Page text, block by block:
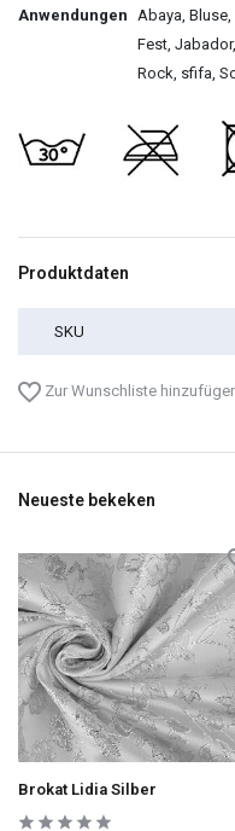
Anwendungen
Abaya,
Fest,
Rock, sfifa,
Produktdaten
SKU
Zur Wunschliste
Neueste bekeken
Brokat Lidia Silber